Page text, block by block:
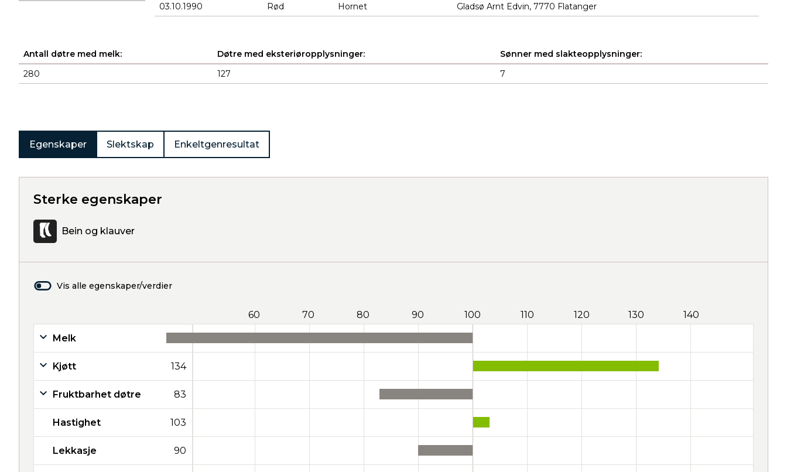
03.10.1990
Rød Hornet Gladsø Arnt Edvin, 7770 Flatanger
Antall døtre med melk: Døtre med eksteriøropplysninger:
Sønner med slakteopplysninger:
280
127 7
Egenskaper Slektskap Enkeltgenresultat
Sterke egenskaper
Bein og klauver
Vis alle egenskaper/verdier
60 70 80 90 100 110 120 130 140
Melk
Kjøtt 134
Fruktbarhet døtre 83
Hastighet 103
Lekkasje 90